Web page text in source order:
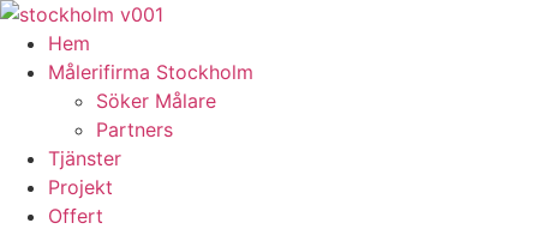
Skip
content
Hem
Målerifirma Stockholm
Söker Målare
Partners
Tjänster
Projekt
Offert